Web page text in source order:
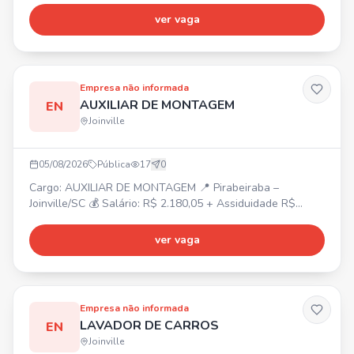
JOINVILLE - R. Sen. Felipe Schmidt, 460 - Centro, Joinville.
Pessoas com disponibilidade de horário.
ver vaga
EN
Empresa não informada
AUXILIAR DE MONTAGEM
Joinville
05/08/2026 Pública 17 0
Cargo: AUXILIAR DE MONTAGEM 📍 Pirabeiraba –
Joinville/SC 💰 Salário: R$ 2.180,05 + Assiduidade R$
sexta-feira, das 07h30 às 17h18 🎁 Benefícios:
Alimentação na empresa, Vale-transporte, Plano de saúde
ver vaga
EN
Empresa não informada
LAVADOR DE CARROS
Joinville